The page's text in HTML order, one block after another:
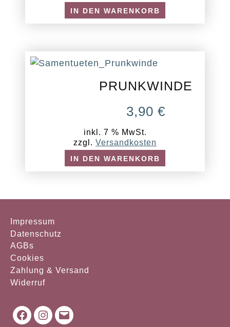
IN DEN WARENKORB
PRUNKWINDE
3,90€
inkl. 7 % MwSt.
zzgl. Versandkosten
IN DEN WARENKORB
Impressum
Datenschutz
AGBs
Cookies
Zahlung & Versand
Widerruf
Facebook
Instagram
Mail